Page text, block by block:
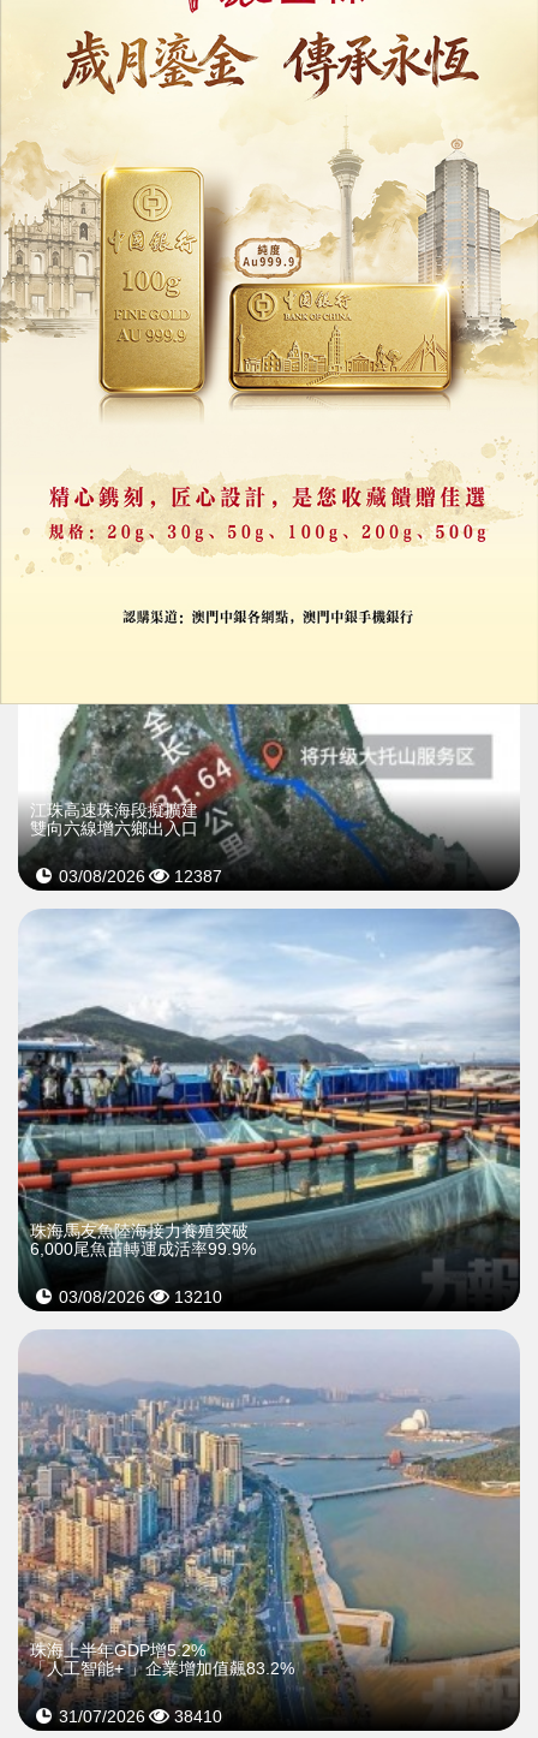
06/08/2026 9595
珠海馬友魚陸海接力養殖突破
6,000尾魚苗轉運成活率99.9%
江珠高速珠海段擬擴建
雙向六線增六鄉出入口
03/08/2026 12387
珠海馬友魚陸海接力養殖突破
6,000尾魚苗轉運成活率99.9%
03/08/2026 13210
珠海上半年GDP增5.2%
「人工智能+ 」企業增加值飆83.2%
31/07/2026 38410